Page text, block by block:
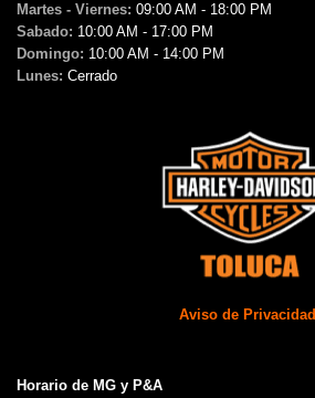
Martes - Viernes: 09:00 AM - 18:00 PM
Sabado: 10:00 AM - 17:00 PM
Domingo: 10:00 AM - 14:00 PM
Lunes: Cerrado
Aviso de Privacidad
Horario de MG y P&A